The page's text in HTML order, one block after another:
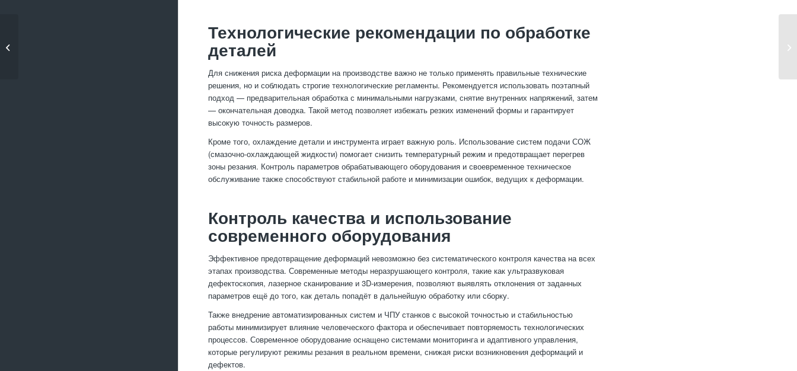
Технологические рекомендации по обработке
деталей
Для снижения риска деформации на производстве важно не только применять правильные технические
решения, но и соблюдать строгие технологические регламенты. Рекомендуется использовать поэтапный
подход — предварительная обработка с минимальными нагрузками, снятие внутренних напряжений, затем
— окончательная доводка. Такой метод позволяет избежать резких изменений формы и гарантирует
высокую точность размеров.
Кроме того, охлаждение детали и инструмента играет важную роль. Использование систем подачи СОЖ
(смазочно-охлаждающей жидкости) помогает снизить температурный режим и предотвращает перегрев
зоны резания. Контроль параметров обрабатывающего оборудования и своевременное техническое
обслуживание также способствуют стабильной работе и минимизации ошибок, ведущих к деформации.
Контроль качества и использование
современного оборудования
Эффективное предотвращение деформаций невозможно без систематического контроля качества на всех
этапах производства. Современные методы неразрушающего контроля, такие как ультразвуковая
дефектоскопия, лазерное сканирование и 3D-измерения, позволяют выявлять отклонения от заданных
параметров ещё до того, как деталь попадёт в дальнейшую обработку или сборку.
Также внедрение автоматизированных систем и ЧПУ станков с высокой точностью и стабильностью
работы минимизирует влияние человеческого фактора и обеспечивает повторяемость технологических
процессов. Современное оборудование оснащено системами мониторинга и адаптивного управления,
которые регулируют режимы резания в реальном времени, снижая риски возникновения деформаций и
дефектов.